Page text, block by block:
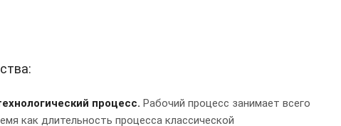
процесс. Рабочий процесс занимает всего
как длительность процесса классической